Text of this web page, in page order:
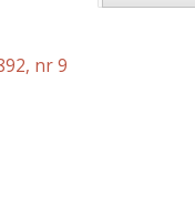
nr 9